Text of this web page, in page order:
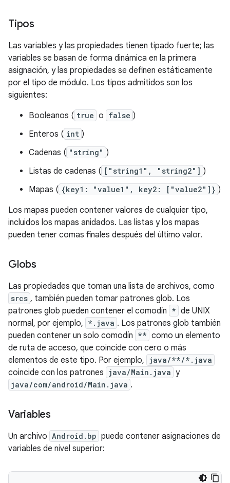
Tipos
Las variables y las propiedades tienen tipado fuerte; las
variables se basan de forma dinámica en la primera
asignación, y las propiedades se definen estáticamente
por el tipo de módulo. Los tipos admitidos son los
siguientes:
Booleanos ( true o false )
Enteros ( int )
Cadenas ( "string" )
Listas de cadenas ( ["string1", "string2"] )
Mapas ( {key1: "value1", key2: ["value2"]} )
Los mapas pueden contener valores de cualquier tipo,
incluidos los mapas anidados. Las listas y los mapas
pueden tener comas finales después del último valor.
Globs
Las propiedades que toman una lista de archivos, como
srcs , también pueden tomar patrones glob. Los
patrones glob pueden contener el comodín * de UNIX
normal, por ejemplo, *.java . Los patrones glob también
pueden contener un solo comodín ** como un elemento
de ruta de acceso, que coincide con cero o más
elementos de este tipo. Por ejemplo, java/**/*.java
coincide con los patrones java/Main.java y
java/com/android/Main.java .
Variables
Un archivo Android.bp puede contener asignaciones de
variables de nivel superior: